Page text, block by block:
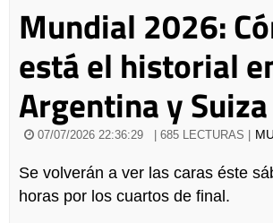
Mundial 2026:
está el historial
Argentina y Suiza
07/07/2026 22:36:29 | 685 LECTURAS |
Se volverán a ver las caras éste
horas por los cuartos de final.